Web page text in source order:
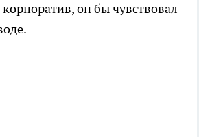
он бы чувствовал